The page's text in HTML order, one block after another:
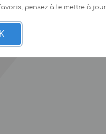
pensez à le mettre à